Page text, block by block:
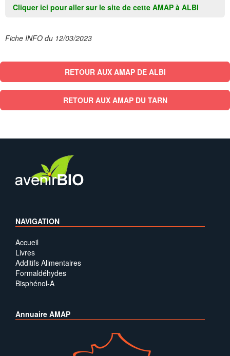
Cliquer ici pour aller sur le site de cette AMAP à ALBI
Fiche INFO du 12/03/2023
RETOUR AUX AMAP DE ALBI
RETOUR AUX AMAP DU TARN
NAVIGATION
Accueil
Livres
Additifs Alimentaires
Formaldéhydes
Bisphénol-A
Annuaire AMAP